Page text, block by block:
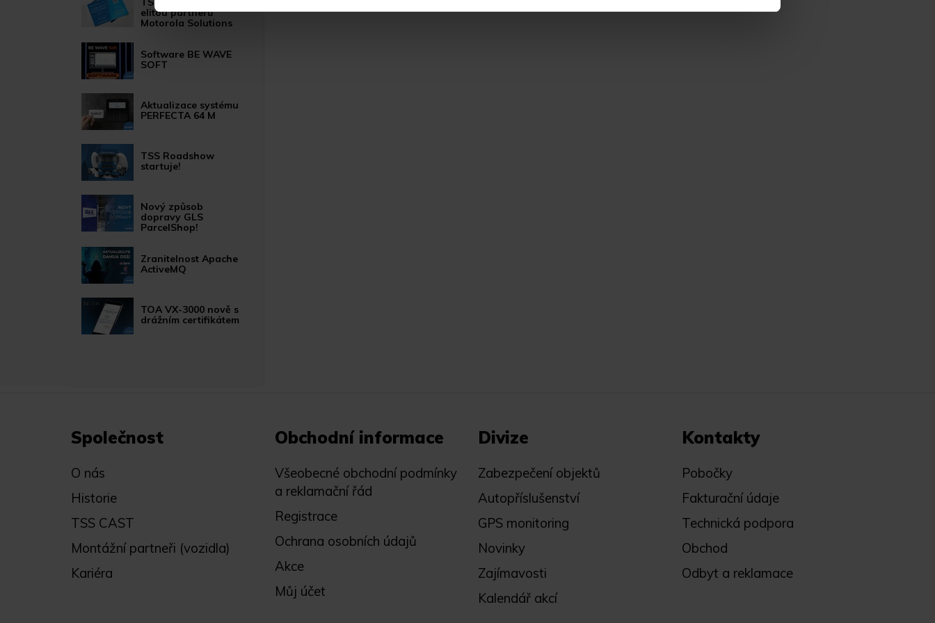
elitou partnerů
Motorola Solutions
Software BE WAVE
SOFT
Aktualizace systému
PERFECTA 64 M
TSS Roadshow
startuje!
Nový způsob
dopravy GLS
ParcelShop!
Zranitelnost Apache
ActiveMQ
TOA VX-3000 nově s
drážním certifikátem
Společnost
O nás
Historie
TSS CAST
Montážní partneři (vozidla)
Kariéra
Obchodní informace
Všeobecné obchodní podmínky
a reklamační řád
Registrace
Ochrana osobních údajů
Akce
Můj účet
Divize
Zabezpečení objektů
Autopříslušenství
GPS monitoring
Novinky
Zajímavosti
Kalendář akcí
Kontakty
Pobočky
Fakturační údaje
Technická podpora
Obchod
Odbyt a reklamace